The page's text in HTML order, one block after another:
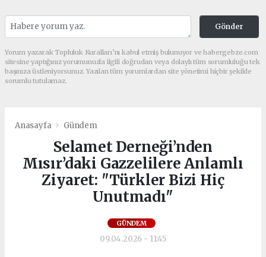
Gönder
Yorum yazarak Topluluk Kuralları’nı kabul etmiş bulunuyor ve habergebze.com
sitesine yaptığınız yorumunuzla ilgili doğrudan veya dolaylı tüm sorumluluğu tek
başınıza üstleniyorsunuz. Yazılan tüm yorumlardan site yönetimi hiçbir şekilde
sorumlu tutulamaz.
Anasayfa Gündem
Selamet Derneği’nden
Mısır’daki Gazzelilere Anlamlı
Ziyaret: "Türkler Bizi Hiç
Unutmadı"
GÜNDEM
09.04.2026 - 11:45